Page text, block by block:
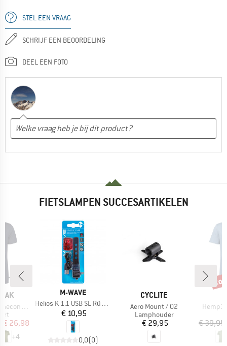
STEL EEN VRAAG
SCHRIJF EEN BEOORDELING
DEEL EEN FOTO
FIETSLAMPEN SUCCESARTIKELEN
II T-Shirt
prijs
€ 26,98
+4
MERK
M-WAVE
Artikel
Helios K 1.1 USB SL Rücklicht
Prijs
€ 10,95
0,0(0)
MERK
CYCLITE
Artikel
Aero Mount / 02
Productgroep
Lamphouder
Prijs
€ 29,95
Artikel
€ 39,95